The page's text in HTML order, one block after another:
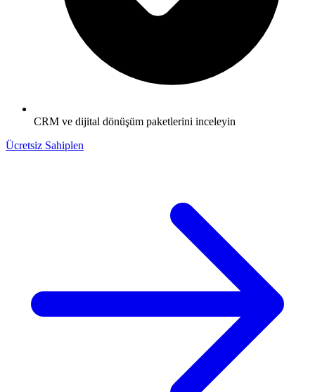
CRM ve dijital dönüşüm paketlerini inceleyin
Ücretsiz Sahiplen